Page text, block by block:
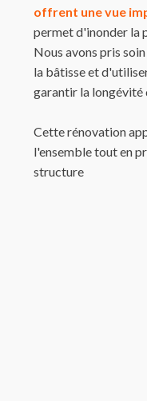
offrent une vue
permet d'inonder la
Nous avons pris
la bâtisse et
garantir la longévité
Cette rénovation
l'ensemble tout en
structure